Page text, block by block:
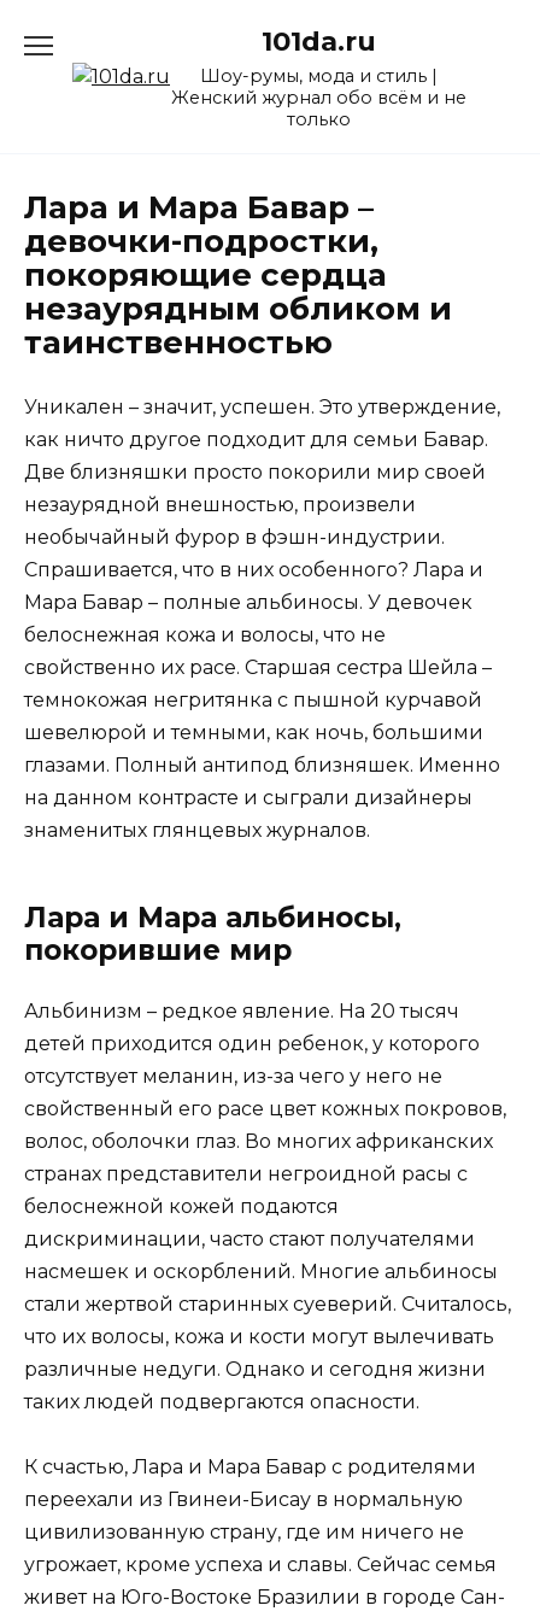
содержанию
101da.ru
Шоу-румы, мода и стиль |
Женский журнал обо всём и не
только
Лара и Мара Бавар –
девочки-подростки,
покоряющие сердца
незаурядным обликом и
таинственностью
Уникален – значит, успешен. Это утверждение,
как ничто другое подходит для семьи Бавар.
Две близняшки просто покорили мир своей
незаурядной внешностью, произвели
необычайный фурор в фэшн-индустрии.
Спрашивается, что в них особенного? Лара и
Мара Бавар – полные альбиносы. У девочек
белоснежная кожа и волосы, что не
свойственно их расе. Старшая сестра Шейла –
темнокожая негритянка с пышной курчавой
шевелюрой и темными, как ночь, большими
глазами. Полный антипод близняшек. Именно
на данном контрасте и сыграли дизайнеры
знаменитых глянцевых журналов.
Лара и Мара альбиносы,
покорившие мир
Альбинизм – редкое явление. На 20 тысяч
детей приходится один ребенок, у которого
отсутствует меланин, из-за чего у него не
свойственный его расе цвет кожных покровов,
волос, оболочки глаз. Во многих африканских
странах представители негроидной расы с
белоснежной кожей подаются
дискриминации, часто стают получателями
насмешек и оскорблений. Многие альбиносы
стали жертвой старинных суеверий. Считалось,
что их волосы, кожа и кости могут вылечивать
различные недуги. Однако и сегодня жизни
таких людей подвергаются опасности.
К счастью, Лара и Мара Бавар с родителями
переехали из Гвинеи-Бисау в нормальную
цивилизованную страну, где им ничего не
угрожает, кроме успеха и славы. Сейчас семья
живет на Юго-Востоке Бразилии в городе Сан-